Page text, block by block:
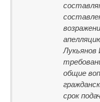
Лукьянов
общие
срок